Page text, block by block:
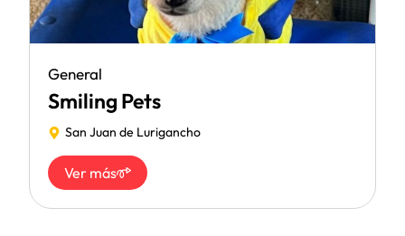
General
Smiling Pets
San Juan de Lurigancho
Ver más